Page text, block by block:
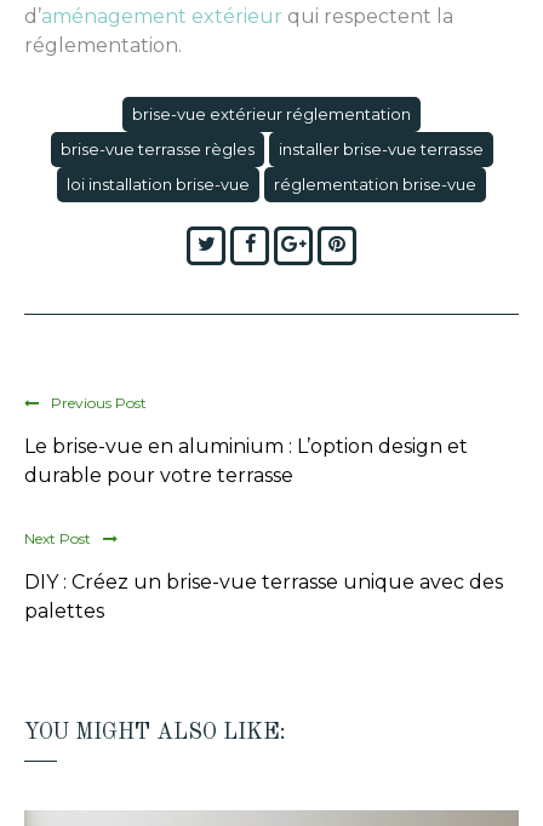
d’aménagement extérieur qui respectent la
réglementation.
brise-vue extérieur réglementation
brise-vue terrasse règles
installer brise-vue terrasse
loi installation brise-vue
réglementation brise-vue
TwitterFacebook
Google+Pinterest
Previous Post
Le brise-vue en aluminium : L’option design et
durable pour votre terrasse
Next Post
DIY : Créez un brise-vue terrasse unique avec des
palettes
YOU MIGHT ALSO LIKE: